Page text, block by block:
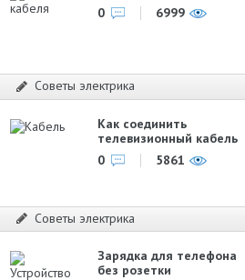
0
6999
Советы электрика
Как соединить
телевизионный кабель
0
5861
Советы электрика
Зарядка для телефона
без розетки